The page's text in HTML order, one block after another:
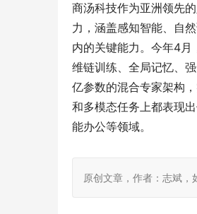
商汤科技作为亚洲领先
力，涵盖感知智能、自
内的关键能力。今年4
维链训练、全局记忆、
亿参数的混合专家架构
和多模态任务上都表现
能办公等领域。
原创文章，作者：志斌